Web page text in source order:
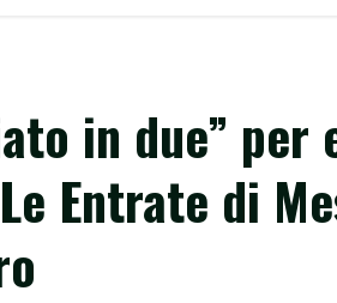
in due” per
Entrate di